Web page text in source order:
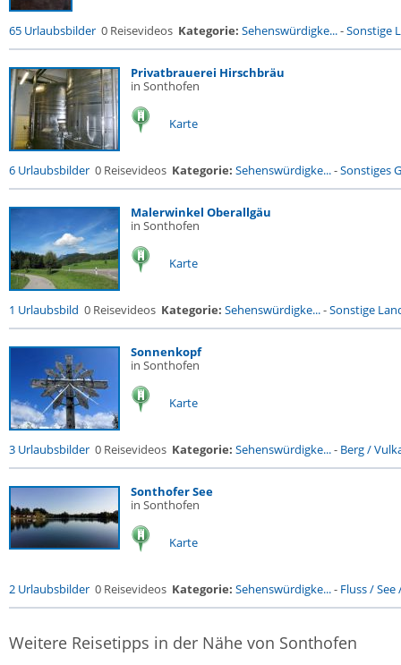
65 Urlaubsbilder 0 Reisevideos Kategorie: Sehenswürdigke...-Sonstige
Privatbrauerei Hirschbräu
in Sonthofen
Karte
6 Urlaubsbilder 0 Reisevideos Kategorie: Sehenswürdigke...-Sonstiges
Malerwinkel Oberallgäu
in Sonthofen
Karte
1 Urlaubsbild 0 Reisevideos Kategorie: Sehenswürdigke...-Sonstige
Sonnenkopf
in Sonthofen
Karte
3 Urlaubsbilder 0 Reisevideos Kategorie: Sehenswürdigke...- Berg /
Sonthofer See
in Sonthofen
Karte
2 Urlaubsbilder 0 Reisevideos Kategorie: Sehenswürdigke...- Fluss / See
Weitere Reisetipps in der Nähe von Sonthofen